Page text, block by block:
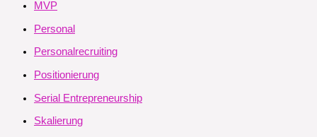
MVP
Personal
Personalrecruiting
Positionierung
Serial Entrepreneurship
Skalierung